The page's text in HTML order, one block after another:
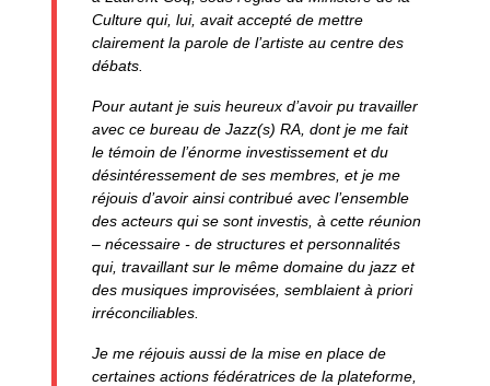
Culture qui, lui, avait accepté de mettre
clairement la parole de l’artiste au centre des
débats.
Pour autant je suis heureux d’avoir pu travailler
avec ce bureau de Jazz(s) RA, dont je me fait
le témoin de l’énorme investissement et du
désintéressement de ses membres, et je me
réjouis d’avoir ainsi contribué avec l’ensemble
des acteurs qui se sont investis, à cette réunion
– nécessaire - de structures et personnalités
qui, travaillant sur le même domaine du jazz et
des musiques improvisées, semblaient à priori
irréconciliables.
Je me réjouis aussi de la mise en place de
certaines actions fédératrices de la plateforme,